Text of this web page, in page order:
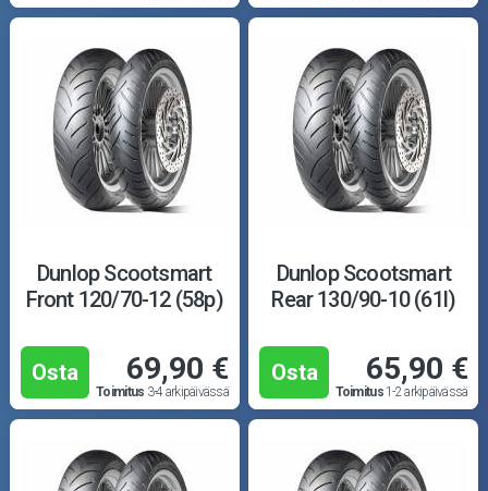
Dunlop Scootsmart
Front 120/70-12 (58p)
Osta 69,90 €
Toimitus 3-4 arkipäivässä
Dunlop Scootsmart
Rear 130/90-10 (61l)
Osta 65,90 €
Toimitus1-2 arkipäivässä